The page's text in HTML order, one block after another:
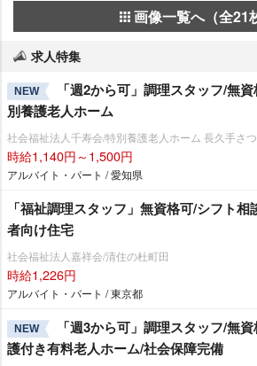
画像一覧へ（全21
求人特集
NEW
「週2から可」調理スタッフ/無
別養護老人ホーム
社会福祉法人千寿会/特別養護老人ホーム 長久手さ
時給1,140円～1,500円
アルバイト・パート / 愛知県
「福祉調理スタッフ」無資格可/シフト
者向け住宅
社会福祉法人嘉祥会/清住の杜町田
時給1,226円
アルバイト・パート / 東京都
NEW
「週3から可」調理スタッフ/無
護付き有料老人ホーム/社会保障完備